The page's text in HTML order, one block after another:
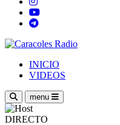
INICIO
VIDEOS
menu
DIRECTO